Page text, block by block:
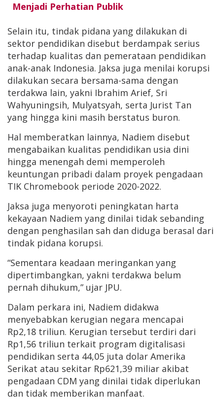
Menjadi Perhatian Publik
Selain itu, tindak pidana yang dilakukan di
sektor pendidikan disebut berdampak serius
terhadap kualitas dan pemerataan pendidikan
anak-anak Indonesia. Jaksa juga menilai korupsi
dilakukan secara bersama-sama dengan
terdakwa lain, yakni Ibrahim Arief, Sri
Wahyuningsih, Mulyatsyah, serta Jurist Tan
yang hingga kini masih berstatus buron.
Hal memberatkan lainnya, Nadiem disebut
mengabaikan kualitas pendidikan usia dini
hingga menengah demi memperoleh
keuntungan pribadi dalam proyek pengadaan
TIK Chromebook periode 2020-2022.
Jaksa juga menyoroti peningkatan harta
kekayaan Nadiem yang dinilai tidak sebanding
dengan penghasilan sah dan diduga berasal dari
tindak pidana korupsi.
“Sementara keadaan meringankan yang
dipertimbangkan, yakni terdakwa belum
pernah dihukum,” ujar JPU.
Dalam perkara ini, Nadiem didakwa
menyebabkan kerugian negara mencapai
Rp2,18 triliun. Kerugian tersebut terdiri dari
Rp1,56 triliun terkait program digitalisasi
pendidikan serta 44,05 juta dolar Amerika
Serikat atau sekitar Rp621,39 miliar akibat
pengadaan CDM yang dinilai tidak diperlukan
dan tidak memberikan manfaat.